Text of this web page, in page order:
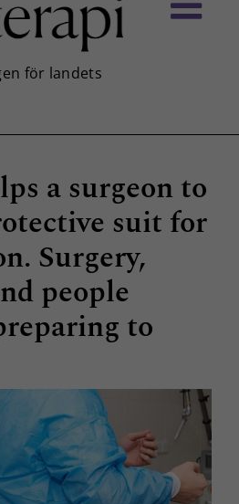
a surgeon to
suit for
Surgery,
people
to